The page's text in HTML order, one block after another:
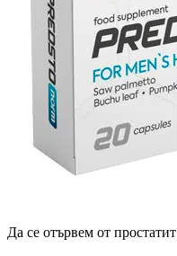
Да се ​​отървем от простатит